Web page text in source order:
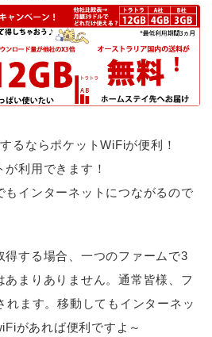
るならポケットWiFiが便利！
利用できます！
もインターネットにつながるので
得する場合、一つのファームで3
あまりありません。通常皆様、フ
れます。移動してもインターネッ
があれば便利ですよ～